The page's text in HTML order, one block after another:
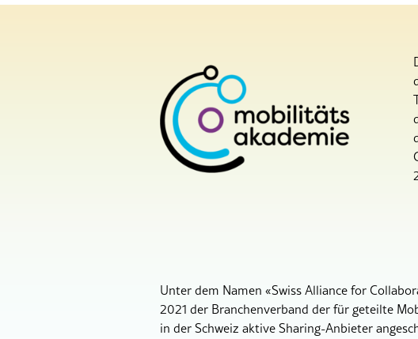
Unter dem Namen «Swiss Alliance for
2021 der Branchenverband der für geteilte
in der Schweiz aktive Sharing-Anbieter